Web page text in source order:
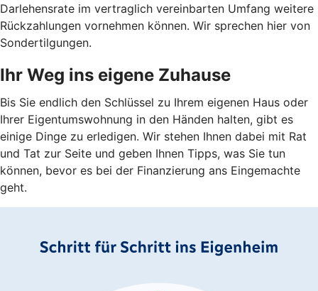
Darlehensrate im vertraglich vereinbarten Umfang weitere
Rückzahlungen vornehmen können. Wir sprechen hier von
Sondertilgungen.
Ihr Weg ins eigene Zuhause
Bis Sie endlich den Schlüssel zu Ihrem eigenen Haus oder
Ihrer Eigentumswohnung in den Händen halten, gibt es
einige Dinge zu erledigen. Wir stehen Ihnen dabei mit Rat
und Tat zur Seite und geben Ihnen Tipps, was Sie tun
können, bevor es bei der Finanzierung ans Eingemachte
geht.